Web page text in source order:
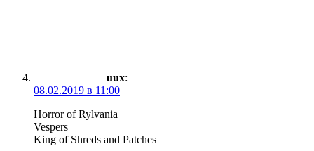
uux:
08.02.2019 в 11:00
Horror of Rylvania
Vespers
King of Shreds and Patches